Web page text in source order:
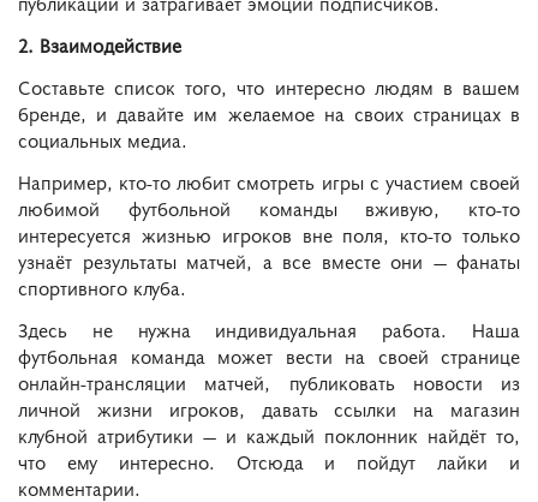
2. Взаимодействие
Составьте список того, что интересно людям в вашем
бренде, и давайте им желаемое на своих страницах в
социальных медиа.
Например, кто-то любит смотреть игры с участием своей
любимой футбольной команды вживую, кто-то
интересуется жизнью игроков вне поля, кто-то только
узнаёт результаты матчей, а все вместе они — фанаты
спортивного клуба.
Здесь не нужна индивидуальная работа. Наша
футбольная команда может вести на своей странице
онлайн-трансляции матчей, публиковать новости из
личной жизни игроков, давать ссылки на магазин
клубной атрибутики — и каждый поклонник найдёт то,
что ему интересно. Отсюда и пойдут лайки и
комментарии.